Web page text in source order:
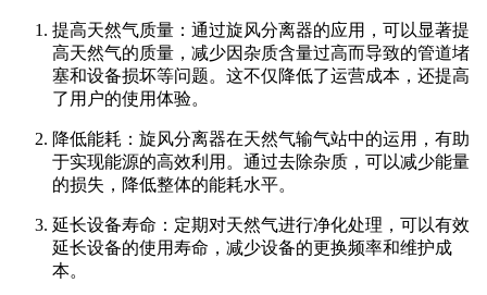
提高天然气质量：通过旋风分离器的应用，可以显著提
高天然气的质量，减少因杂质含量过高而导致的管道堵
塞和设备损坏等问题。这不仅降低了运营成本，还提高
了用户的使用体验。
降低能耗：旋风分离器在天然气输气站中的运用，有助
于实现能源的高效利用。通过去除杂质，可以减少能量
的损失，降低整体的能耗水平。
延长设备寿命：定期对天然气进行净化处理，可以有效
延长设备的使用寿命，减少设备的更换频率和维护成
本。